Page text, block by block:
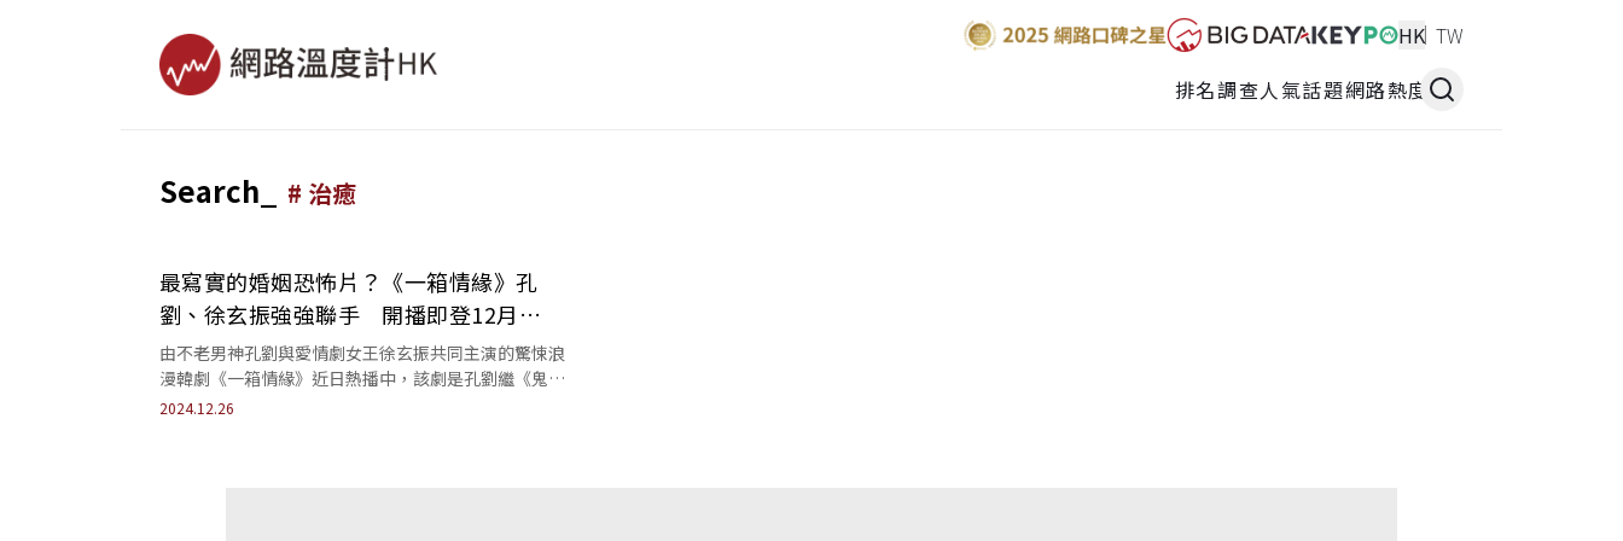
HK TW
排名調查人氣話題網路熱度
Search_ # 治癒
最寫實的婚姻恐怖片？《一箱情緣》孔
劉、徐玄振強強聯手 開播即登12月
Netflix冠軍
由不老男神孔劉與愛情劇女王徐玄振共同主演的驚悚浪
漫韓劇《一箱情緣》近日熱播中，該劇是孔劉繼《鬼
怪》後睽違8年出演的愛情影集，搭配高潮迭起的劇情
2024.12.26